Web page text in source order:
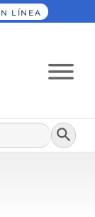
LÍNEA
Botón